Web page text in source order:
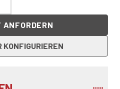
ANFORDERN
KONFIGURIEREN